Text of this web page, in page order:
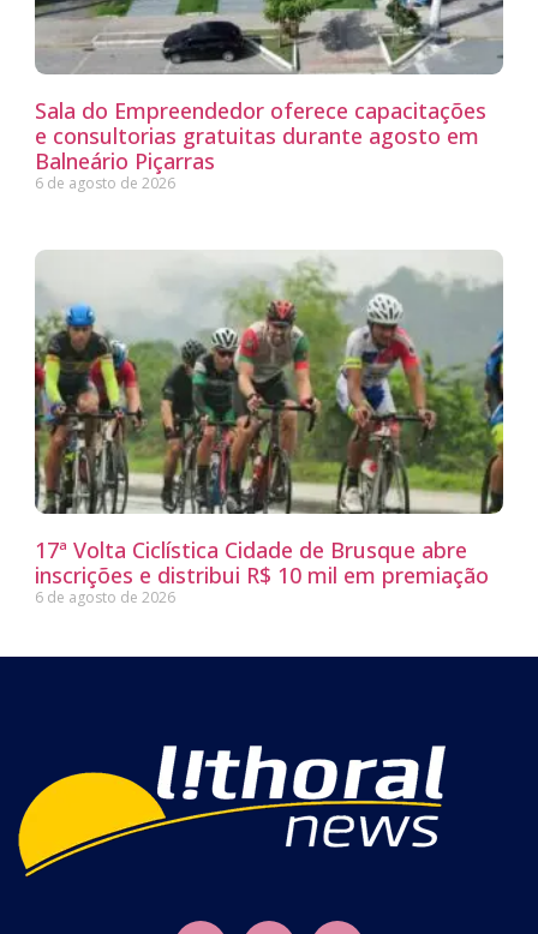
Sala do Empreendedor oferece capacitações
e consultorias gratuitas durante agosto em
Balneário Piçarras
6 de agosto de 2026
17ª Volta Ciclística Cidade de Brusque abre
inscrições e distribui R$ 10 mil em premiação
6 de agosto de 2026